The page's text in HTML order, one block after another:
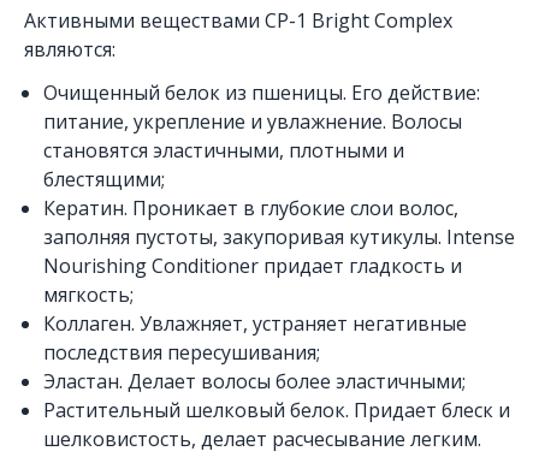
Активными веществами CP-1 Bright Complex
являются:
Очищенный белок из пшеницы. Его действие:
питание, укрепление и увлажнение. Волосы
становятся эластичными, плотными и
блестящими;
Кератин. Проникает в глубокие слои волос,
заполняя пустоты, закупоривая кутикулы. Intense
Nourishing Conditioner придает гладкость и
мягкость;
Коллаген. Увлажняет, устраняет негативные
последствия пересушивания;
Эластан. Делает волосы более эластичными;
Растительный шелковый белок. Придает блеск и
шелковистость, делает расчесывание легким.